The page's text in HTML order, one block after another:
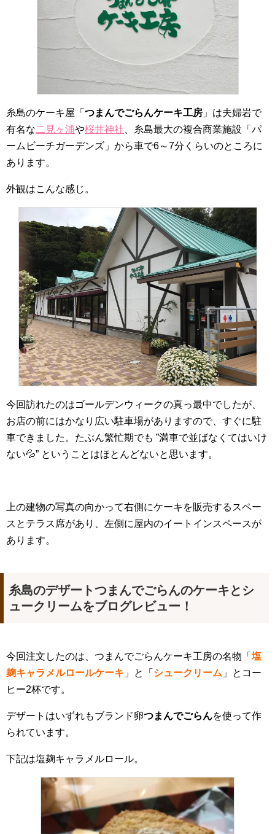
糸島のケーキ屋「 つまんでごらんケーキ工房 」は夫婦岩で
有名な二見ヶ浦や桜井神社 、糸島最大の複合商業施設「パ
ームビーチガーデンズ」から車で6～7分くらいのところに
あります。
外観はこんな感じ。
今回訪れたのはゴールデンウィークの真っ最中でしたが、
お店の前にはかなり広い駐車場がありますので、すぐに駐
車できました。たぶん繁忙期でも ”満車で並ばなくてはいけ
ない💦” ということはほとんどないと思います。
上の建物の写真の向かって右側にケーキを販売するスペー
スとテラス席があり、左側に屋内のイートインスペースが
あります。
糸島のデザートつまんでごらんのケーキとシ
ュークリームをブログレビュー！
今回注文したのは、つまんでごらんケーキ工房の名物「 塩
麹キャラメルロールケーキ 」と「 シュークリーム 」とコー
ヒー2杯です。
デザートはいずれもブランド卵つまんでごらんを使って作
られています。
下記は塩麹キャラメルロール。